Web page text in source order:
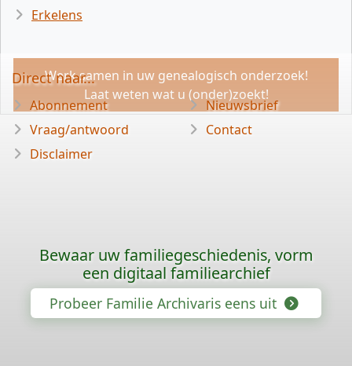
Erkelens
Werk samen in uw genealogisch onderzoek!
Laat weten wat u (onder)zoekt!
Direct naar...
Abonnement
Vraag/antwoord
Disclaimer
Nieuwsbrief
Contact
Bewaar uw familiegeschiedenis, vorm
een digitaal familiearchief
Probeer Familie Archivaris eens uit